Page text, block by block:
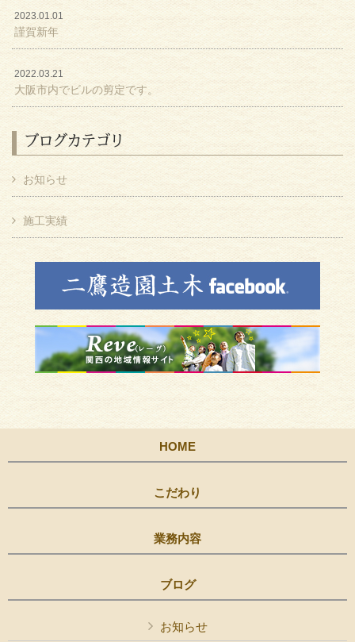
2023.01.01
謹賀新年
2022.03.21
大阪市内でビルの剪定です。
ブログカテゴリ
お知らせ
施工実績
HOME
こだわり
業務内容
ブログ
お知らせ